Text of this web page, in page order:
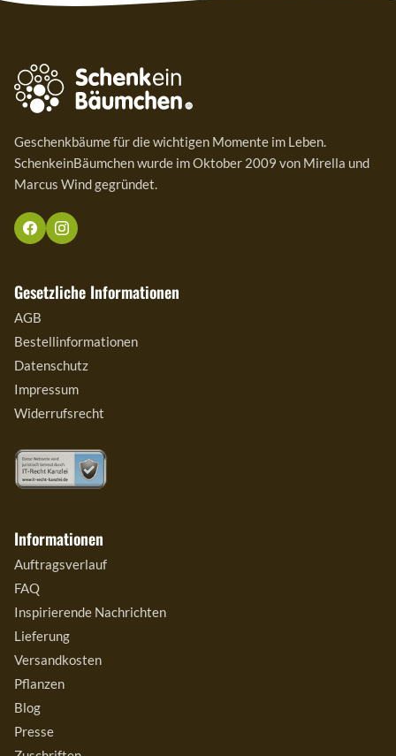
Geschenkbäume für die wichtigen Momente im Leben.
SchenkeinBäumchen wurde im Oktober 2009 von Mirella und
Marcus Wind gegründet.
Gesetzliche Informationen
AGB
Bestellinformationen
Datenschutz
Impressum
Widerrufsrecht
Informationen
Auftragsverlauf
FAQ
Inspirierende Nachrichten
Lieferung
Versandkosten
Pflanzen
Blog
Presse